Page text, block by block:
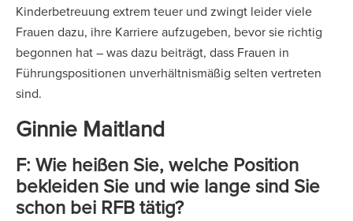
Kinderbetreuung extrem teuer und zwingt leider viele
Frauen dazu, ihre Karriere aufzugeben, bevor sie richtig
begonnen hat – was dazu beiträgt, dass Frauen in
Führungspositionen unverhältnismäßig selten vertreten
sind.
Ginnie Maitland
F: Wie heißen Sie, welche Position
bekleiden Sie und wie lange sind Sie
schon bei RFB tätig?